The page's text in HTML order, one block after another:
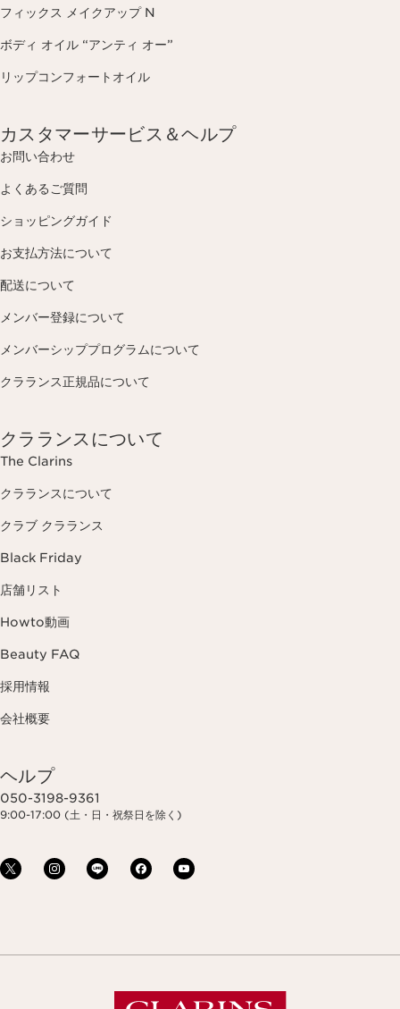
フィックス メイクアップ N
ボディ オイル “アンティ オー”
リップコンフォートオイル
カスタマーサービス＆ヘルプ
お問い合わせ
よくあるご質問
ショッピングガイド
お支払方法について
配送について
メンバー登録について
メンバーシッププログラムについて
クラランス正規品について
クラランスについて
The Clarins
クラランスについて
クラブ クラランス
Black Friday
店舗リスト
Howto動画
Beauty FAQ
採用情報
会社概要
ヘルプ
050-3198-9361
9:00-17:00 (土・日・祝祭日を除く)